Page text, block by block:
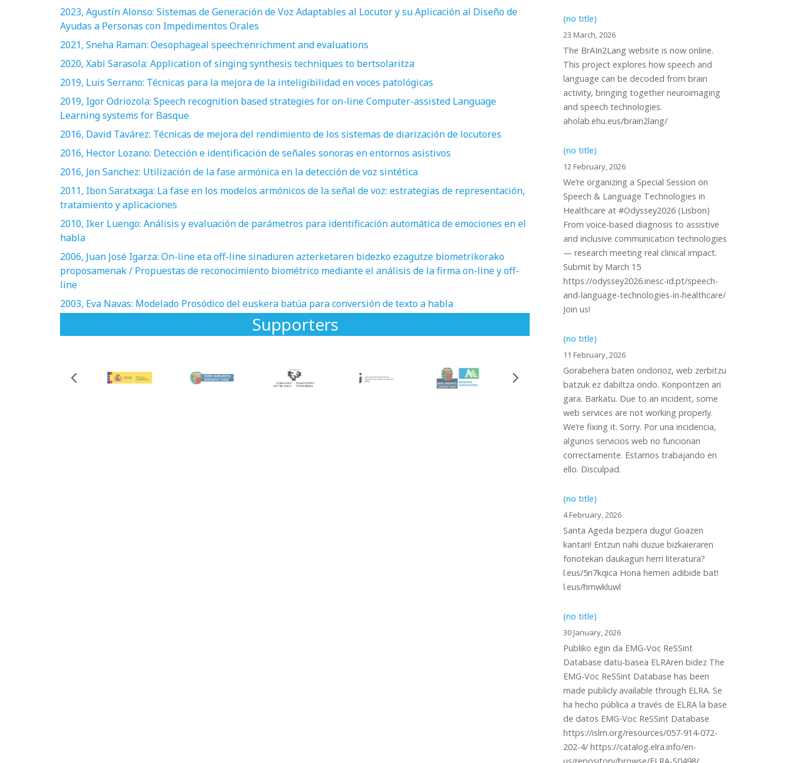
2023, Agustín Alonso: Sistemas de Generación de Voz Adaptables al Locutor y su Aplicación al Diseño de
Ayudas a Personas con Impedimentos Orales
2021, Sneha Raman: Oesophageal speech:enrichment and evaluations
2020, Xabi Sarasola: Application of singing synthesis techniques to bertsolaritza
2019, Luis Serrano: Técnicas para la mejora de la inteligibilidad en voces patológicas
2019, Igor Odriozola: Speech recognition based strategies for on-line Computer-assisted Language
Learning systems for Basque
2016, David Tavárez: Técnicas de mejora del rendimiento de los sistemas de diarización de locutores
2016, Hector Lozano: Detección e identificación de señales sonoras en entornos asistivos
2016, Jon Sanchez: Utilización de la fase armónica en la detección de voz sintética
2011, Ibon Saratxaga: La fase en los modelos armónicos de la señal de voz: estrategias de representación,
tratamiento y aplicaciones
2010, Iker Luengo: Análisis y evaluación de parámetros para identificación automática de emociones en el
habla
2006, Juan José Igarza: On-line eta off-line sinaduren azterketaren bidezko ezagutze biometrikorako
proposamenak / Propuestas de reconocimiento biométrico mediante el análisis de la firma on-line y off-
line
2003, Eva Navas: Modelado Prosódico del euskera batúa para conversión de texto a habla
Supporters
(no title)
23 March, 2026
The BrAIn2Lang website is now online.
This project explores how speech and
language can be decoded from brain
activity, bringing together neuroimaging
and speech technologies.
aholab.ehu.eus/brain2lang/
(no title)
12 February, 2026
We’re organizing a Special Session on
Speech & Language Technologies in
Healthcare at #Odyssey2026 (Lisbon)
From voice-based diagnosis to assistive
and inclusive communication technologies
— research meeting real clinical impact.
Submit by March 15
https://odyssey2026.inesc-id.pt/speech-
and-language-technologies-in-healthcare/
Join us!
(no title)
11 February, 2026
Gorabehera baten ondorioz, web zerbitzu
batzuk ez dabiltza ondo. Konpontzen ari
gara. Barkatu. Due to an incident, some
web services are not working properly.
We’re fixing it. Sorry. Por una incidencia,
algunos servicios web no funcionan
correctamente. Estamos trabajando en
ello. Disculpad.
(no title)
4 February, 2026
Santa Ageda bezpera dugu! Goazen
kantari! Entzun nahi duzue bizkaieraren
fonotekan daukagun herri literatura?
l.eus/5n7kqica Hona hemen adibide bat!
l.eus/hmwkluwl
(no title)
30 January, 2026
Publiko egin da EMG-Voc ReSSint
Database datu-basea ELRAren bidez The
EMG-Voc ReSSint Database has been
made publicly available through ELRA. Se
ha hecho pública a través de ELRA la base
de datos EMG-Voc ReSSint Database
https://islrn.org/resources/057-914-072-
202-4/ https://catalog.elra.info/en-